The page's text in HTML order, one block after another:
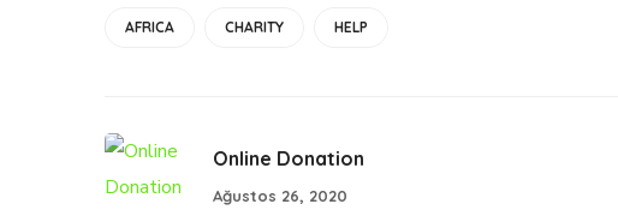
AFRICA CHARITY HELP
Online Donation
Ağustos 26, 2020